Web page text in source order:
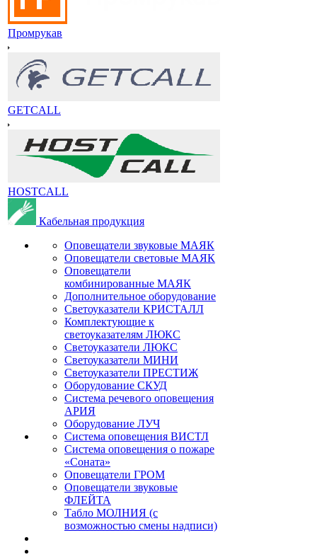
Промрукав
GETCALL
HOSTCALL
Кабельная продукция
Оповещатели звуковые МАЯК
Оповещатели световые МАЯК
Оповещатели
комбинированные МАЯК
Дополнительное оборудование
Светоуказатели КРИСТАЛЛ
Комплектующие к
светоуказателям ЛЮКС
Светоуказатели ЛЮКС
Светоуказатели МИНИ
Светоуказатели ПРЕСТИЖ
Оборудование СКУД
Система речевого оповещения
АРИЯ
Оборудование ЛУЧ
Система оповещения ВИСТЛ
Система оповещения о пожаре
«Соната»
Оповещатели ГРОМ
Оповещатели звуковые
ФЛЕЙТА
Табло МОЛНИЯ (с
возможностью смены надписи)